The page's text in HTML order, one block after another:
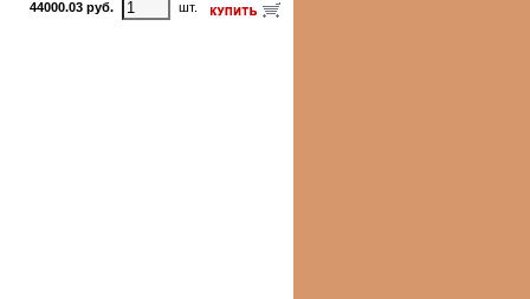
44000.03 руб. шт.